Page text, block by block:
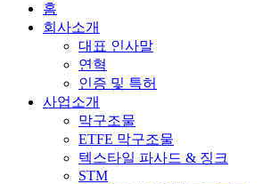
홈
회사소개
대표 인사말
연혁
인증 및 특허
사업소개
막구조물
ETFE 막구조물
텍스타일 파사드 & 징크
STM